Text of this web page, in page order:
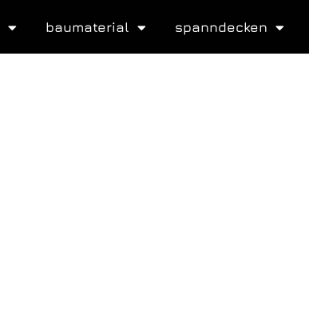
baumaterial spanndecken